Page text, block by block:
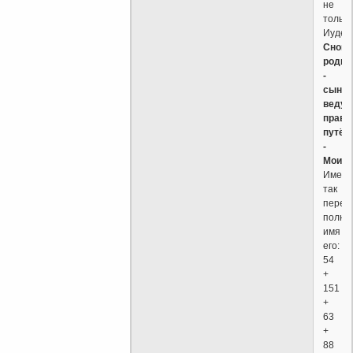
не
только
Снова
-
сын
путём
-
так
имя
его:
54
+
151
+
63
+
88